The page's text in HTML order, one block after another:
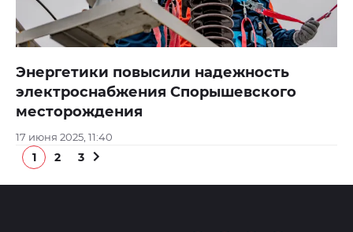
Энергетики повысили надежность
электроснабжения Спорышевского
месторождения
17 июня 2025, 11:40
1 2 3